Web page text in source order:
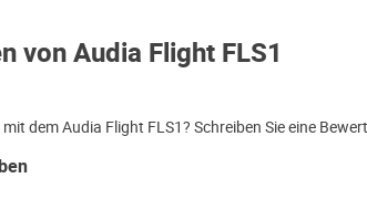
von Audia Flight FLS1
dem Audia Flight FLS1? Schreiben Sie eine